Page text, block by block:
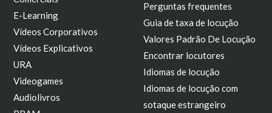
E-Learning
Vídeos Corporativos
Vídeos Explicativos
URA
Videogames
Audiolivros
Perguntas frequentes
Guia de taxa de locução
Valores Padrão De Locução
Encontrar locutores
Idiomas de locução
Idiomas de locução com
sotaque estrangeiro